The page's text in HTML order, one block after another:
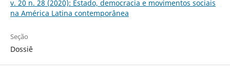
v. 20 n. 28 (2020): Estado, democracia e movimentos sociais
na América Latina contemporânea
Seção
Dossiê